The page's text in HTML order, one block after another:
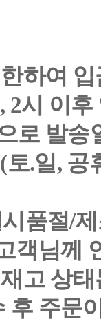
하여
2시 이
로 발송
토.일,
품절/
객님께
고 상
후 주문